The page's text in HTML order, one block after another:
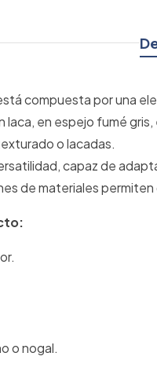
compuesta por una
laca, en espejo fumé
o lacadas.
capaz de
de materiales
o nogal.